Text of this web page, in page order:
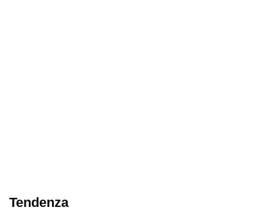
Tendenza